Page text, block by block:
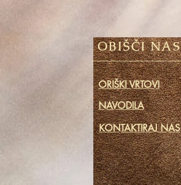
OBIŠČI NAS
ORIŠKI VRTOVI
NAVODILA
KONTAKTIRAJ NAS